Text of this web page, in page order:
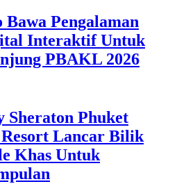
Pengalaman
Interaktif Untuk
PBAKL 2026
Sheraton Phuket
Resort Lancar Bilik
Khas Untuk